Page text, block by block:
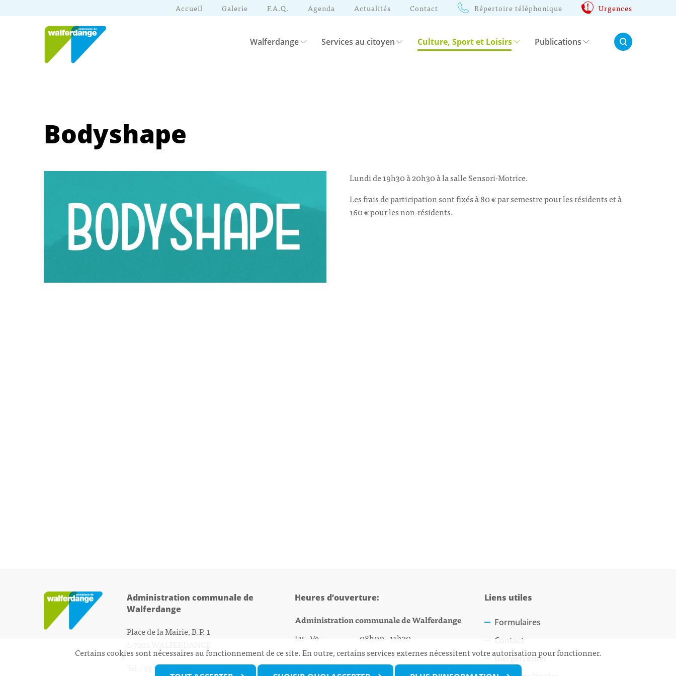
Accueil Galerie F.A.Q. Agenda Actualités Contact Répertoire téléphonique Urgences
Walferdange Services au citoyen Culture, Sport et Loisirs Publications Rechercher:
Bodyshape
Lundi de 19h30 à 20h30 à la salle Sensori-Motrice.
Les frais de participation sont fixés à 80 € par semestre pour les résidents et à
160 € pour les non-résidents.
Administration communale de
Walferdange
Place de la Mairie, B.P. 1
Tél.: 33 01 44 - 1secretariat@walfer.lu
Heures d’ouverture:
Administration communale de Walferdange
Lu - Ve 08h00 - 11h30
13h30 - 16h00
Biergercenter
Liens utiles
Formulaires
Contact
Biergercenter
Certains cookies sont nécessaires au fonctionnement de ce site. En outre, certains services externes nécessitent votre autorisation pour fonctionner.